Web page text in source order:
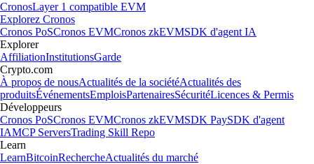
CronosLayer 1 compatible EVM
Explorez Cronos
Cronos PoSCronos EVMCronos zkEVMSDK d'agent IA
Explorer
AffiliationInstitutionsGarde
Crypto.com
À propos de nousActualités de la sociétéActualités des
produitsÉvénementsEmploisPartenairesSécuritéLicences & Permis
Développeurs
Cronos PoSCronos EVMCronos zkEVMSDK PaySDK d'agent
IAMCP ServersTrading Skill Repo
Learn
LearnBitcoinRechercheActualités du marché